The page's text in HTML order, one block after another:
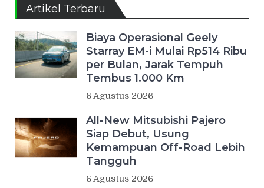
Artikel Terbaru
Biaya Operasional Geely
Starray EM-i Mulai Rp514 Ribu
per Bulan, Jarak Tempuh
Tembus 1.000 Km
6 Agustus 2026
All-New Mitsubishi Pajero
Siap Debut, Usung
Kemampuan Off-Road Lebih
Tangguh
6 Agustus 2026